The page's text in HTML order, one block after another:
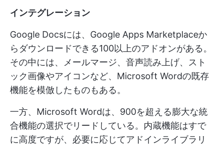
インテグレーション
Google Docsには、Google Apps Marketplaceか
らダウンロードできる100以上のアドオンがある。
その中には、メールマージ、音声読み上げ、スト
ック画像やアイコンなど、Microsoft Wordの既存
機能を模倣したものもある。
一方、Microsoft Wordは、900を超える膨大な統
合機能の選択でリードしている。内蔵機能はすで
に高度ですが、必要に応じてアドインライブラリ